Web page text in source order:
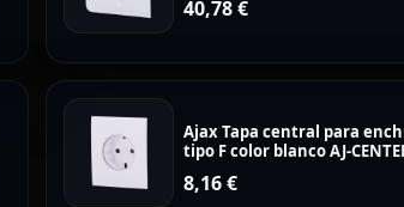
40,78€
Ajax Tapa central para
tipo F color blanco AJ-
8,16€